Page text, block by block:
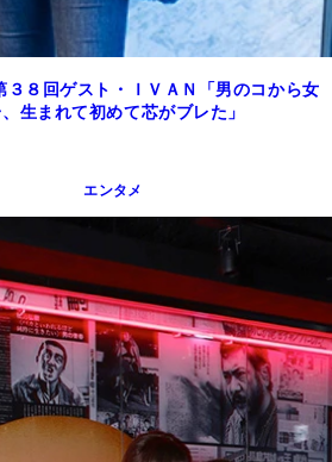
３８回ゲスト・ＩＶＡＮ「男のコから女
生まれて初めて芯がブレた」
エンタメ